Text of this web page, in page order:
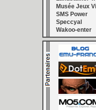
Musée Jeux
SMS Power
Speccyal
Wakoo-enter